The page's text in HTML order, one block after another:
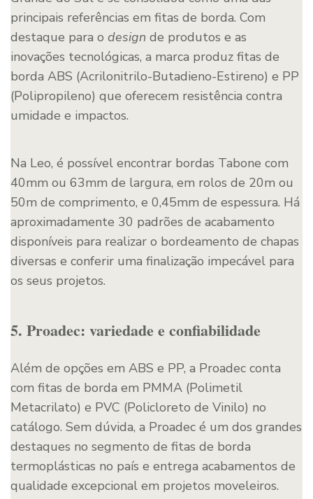
principais referências em fitas de borda. Com
destaque para o design de produtos e as
inovações tecnológicas, a marca produz fitas de
borda ABS (Acrilonitrilo-Butadieno-Estireno) e PP
(Polipropileno) que oferecem resistência contra
umidade e impactos.
Na Leo, é possível encontrar bordas Tabone com
40mm ou 63mm de largura, em rolos de 20m ou
50m de comprimento, e 0,45mm de espessura. Há
aproximadamente 30 padrões de acabamento
disponíveis para realizar o bordeamento de chapas
diversas e conferir uma finalização impecável para
os seus projetos.
5. Proadec: variedade e confiabilidade
Além de opções em ABS e PP, a Proadec conta
com fitas de borda em PMMA (Polimetil
Metacrilato) e PVC (Policloreto de Vinilo) no
catálogo. Sem dúvida, a Proadec é um dos grandes
destaques no segmento de fitas de borda
termoplásticas no país e entrega acabamentos de
qualidade excepcional em projetos moveleiros.